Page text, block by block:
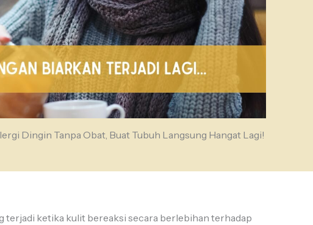
Dingin Tanpa Obat, Buat Tubuh Langsung Hangat Lagi!
terjadi ketika kulit bereaksi secara berlebihan terhadap